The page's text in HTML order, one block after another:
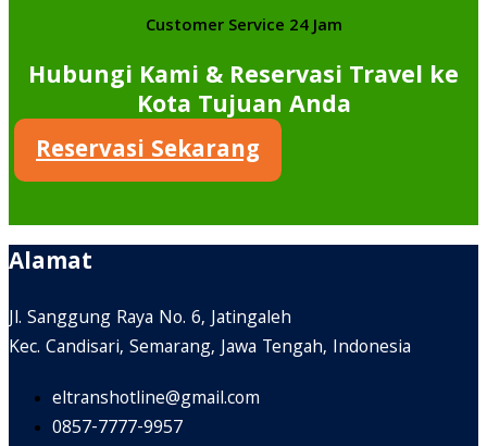
Customer Service 24 Jam
Hubungi Kami & Reservasi Travel ke
Kota Tujuan Anda
Reservasi Sekarang
Alamat
Jl. Sanggung Raya No. 6, Jatingaleh
Kec. Candisari, Semarang, Jawa Tengah, Indonesia
eltranshotline@gmail.com
0857-7777-9957